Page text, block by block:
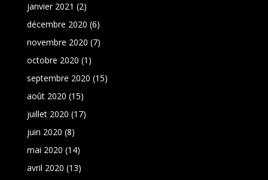
janvier 2021 (2)
décembre 2020 (6)
novembre 2020 (7)
octobre 2020 (1)
septembre 2020 (15)
août 2020 (15)
juillet 2020 (17)
juin 2020 (8)
mai 2020 (14)
avril 2020 (13)